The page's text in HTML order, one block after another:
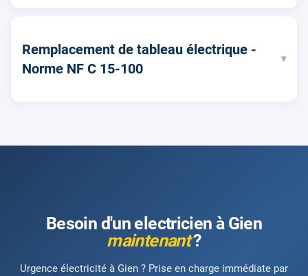
Remplacement de tableau électrique -
Norme NF C 15-100
▾
Besoin d'un electricien à Gien
maintenant?
Urgence électricité à Gien ? Prise en charge immédiate par